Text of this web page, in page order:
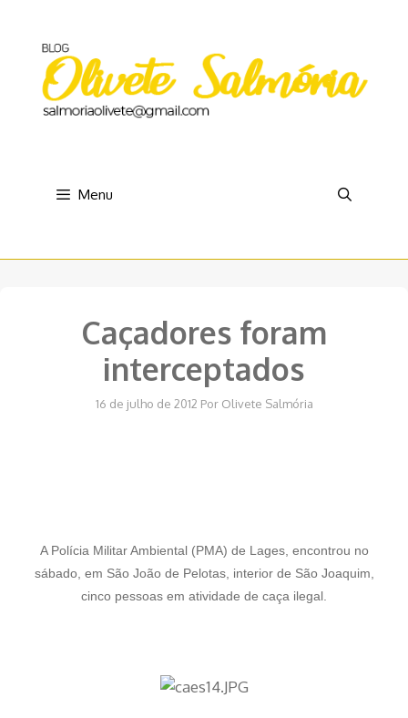
conteúdo
Menu
Caçadores foram
interceptados
16 de julho de 2012 Por Olivete Salmória
A Polícia Militar Ambiental (PMA) de Lages, encontrou no
sábado, em São João de Pelotas, interior de São Joaquim,
cinco pessoas em atividade de caça ilegal.